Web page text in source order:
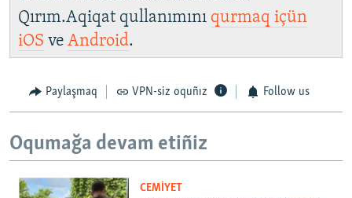
Qırım.Aqiqat qullanımını qurmaq içün
iOS ve Android.
Paylaşmaq VPN-siz oquñız Follow us
Oqumağa devam etiñiz
CEMİYET